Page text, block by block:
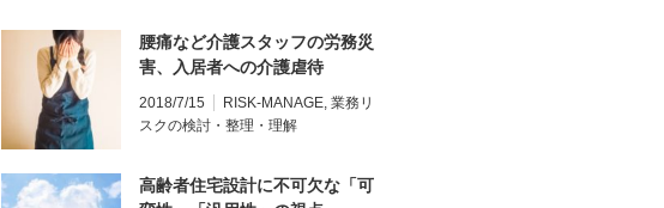
腰痛など介護スタッフの労務災
害、入居者への介護虐待
2018/7/15 RISK-MANAGE, 業務リ
スクの検討・整理・理解
高齢者住宅設計に不可欠な「可